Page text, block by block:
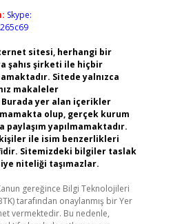
Skype:
sitesi, herhangi bir
şahıs şirketi ile hiçbir
Sitede yalnızca
makaleler
Burada yer alan içerikler
olup, gerçek kurum
paylaşım yapılmamaktadır.
ile isim benzerlikleri
Sitemizdeki bilgiler taslak
niteliği taşımazlar.
gereğince Bilgi Teknolojileri
tarafından onaylanmış bir Yer
vermektedir. Bu nedenle,